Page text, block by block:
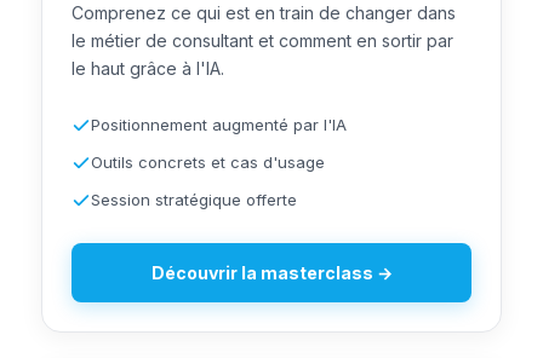
Comprenez ce qui est en train de changer dans
le métier de consultant et comment en sortir par
le haut grâce à l'IA.
Positionnement augmenté par l'IA
Outils concrets et cas d'usage
Session stratégique offerte
Découvrir la masterclass →